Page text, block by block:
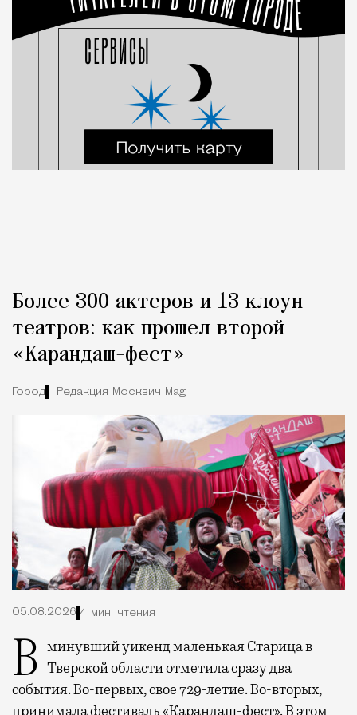
Более 300 актеров и 13 клоун-
театров: как прошел второй
«Карандаш-фест»
Город Редакция Москвич Mag
05.08.2026 4 мин. чтения
В минувший уикенд маленькая Старица в Тверской области отметила сразу два
события. Во-первых, свое 729-летие. Во-вторых,
принимала фестиваль «Карандаш-фест». В этом